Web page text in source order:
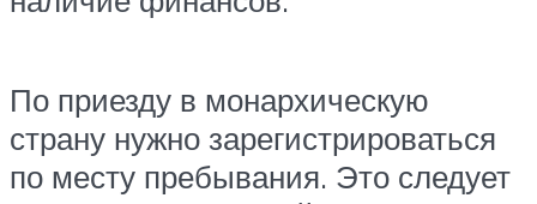
По приезду в монархическую
страну нужно зарегистрироваться
по месту пребывания. Это следует